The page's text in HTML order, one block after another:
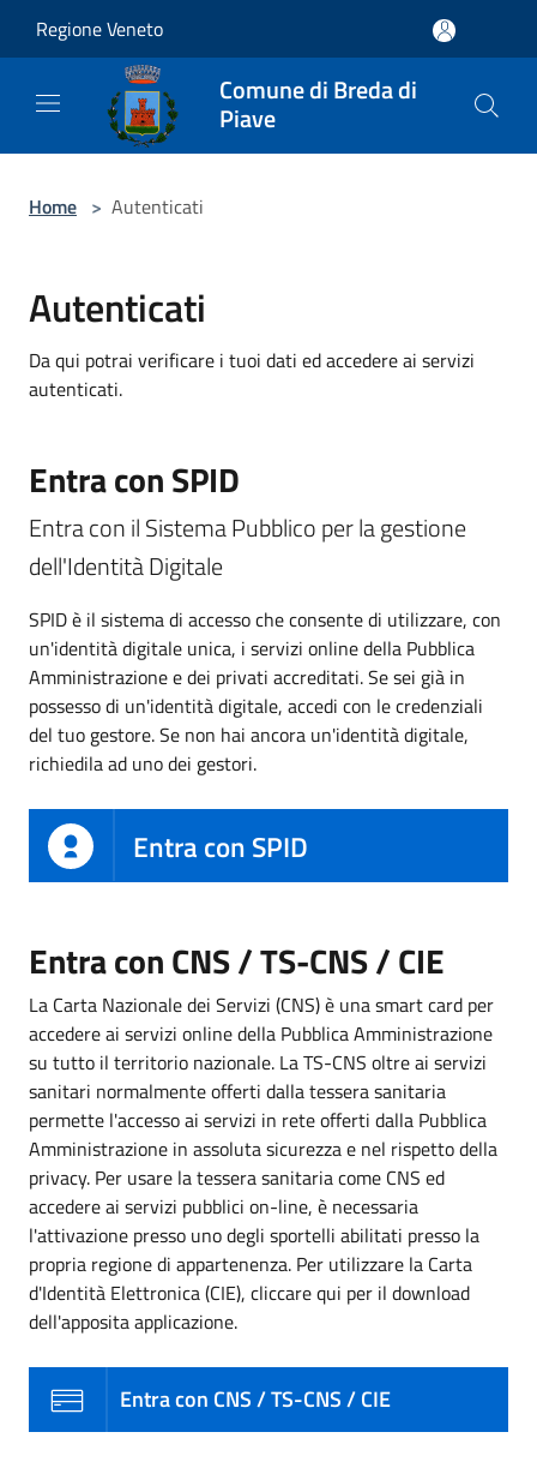
Regione Veneto
Comune di Breda di
Piave
Home > Autenticati
Autenticati
Da qui potrai verificare i tuoi dati ed accedere ai servizi
autenticati.
Entra con SPID
Entra con il Sistema Pubblico per la gestione
dell'Identità Digitale
SPID è il sistema di accesso che consente di utilizzare, con
un'identità digitale unica, i servizi online della Pubblica
Amministrazione e dei privati accreditati. Se sei già in
possesso di un'identità digitale, accedi con le credenziali
del tuo gestore. Se non hai ancora un'identità digitale,
richiedila ad uno dei gestori.
Entra con SPID
Entra con CNS / TS-CNS / CIE
La Carta Nazionale dei Servizi (CNS) è una smart card per
accedere ai servizi online della Pubblica Amministrazione
su tutto il territorio nazionale. La TS-CNS oltre ai servizi
sanitari normalmente offerti dalla tessera sanitaria
permette l'accesso ai servizi in rete offerti dalla Pubblica
Amministrazione in assoluta sicurezza e nel rispetto della
privacy. Per usare la tessera sanitaria come CNS ed
accedere ai servizi pubblici on-line, è necessaria
l'attivazione presso uno degli sportelli abilitati presso la
propria regione di appartenenza. Per utilizzare la Carta
d'Identità Elettronica (CIE), cliccare qui per il download
dell'apposita applicazione.
Entra con CNS / TS-CNS / CIE